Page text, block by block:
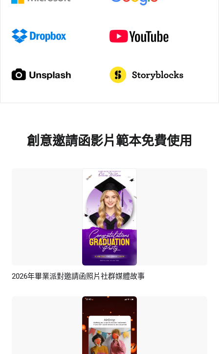
創意邀請函影片範本免費使用
預覽 AI剪同款
2026年畢業派對邀請函照片社群媒體故事